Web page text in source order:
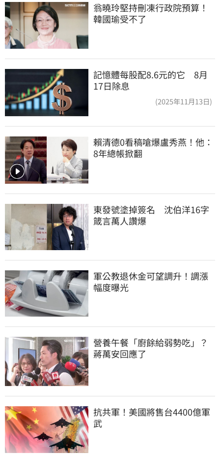
翁曉玲堅持刪凍行政院預算！
韓國瑜受不了
記憶體每股配8.6元的它 8月
17日除息
(2025年11月13日)
賴清德0看稿嗆爆盧秀燕！他：
8年總帳掀翻
東發號塗掉簽名　沈伯洋16字
箴言萬人讚爆
軍公教退休金可望調升！調漲
幅度曝光
營養午餐「廚餘給弱勢吃」？
蔣萬安回應了
抗共軍！美國將售台4400億軍
武